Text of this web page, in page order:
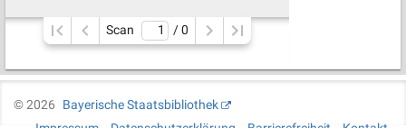
Scan / 0
©2026
Bayerische Staatsbibliothek